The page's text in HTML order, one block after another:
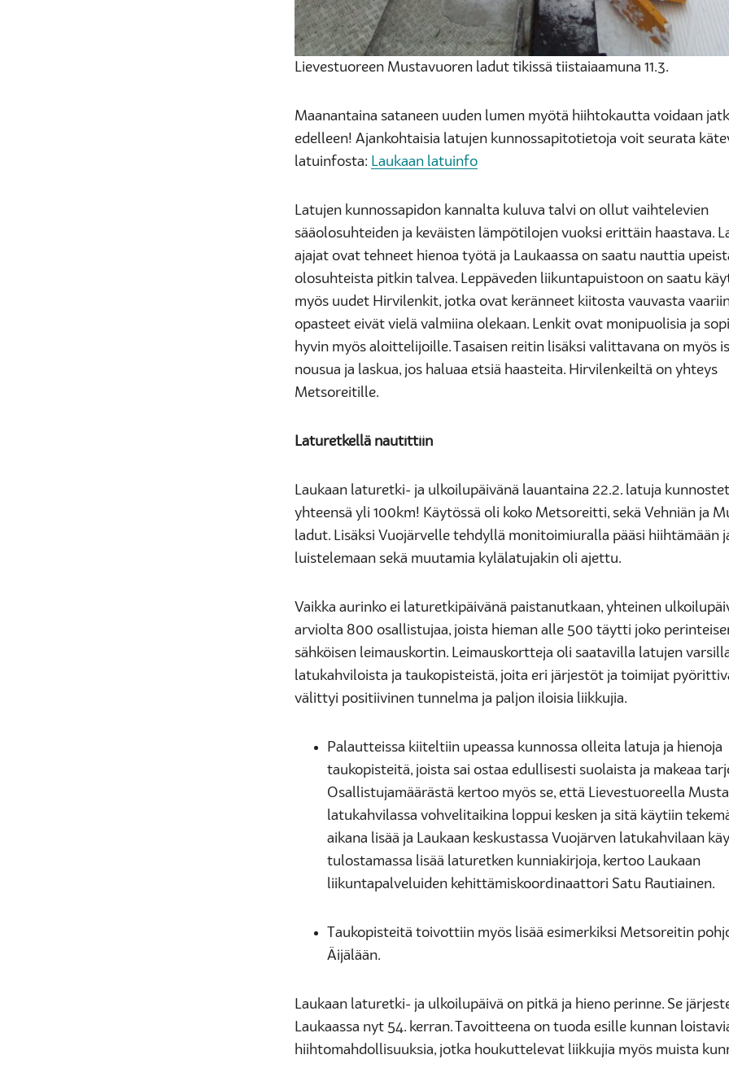
Lievestuoreen Mustavuoren ladut tikissä tiistaiaamuna 11.3.
Maanantaina sataneen uuden lumen myötä hiihtokautta voidaan
edelleen! Ajankohtaisia latujen kunnossapitotietoja voit seurata
latuinfosta: Laukaan latuinfo
Latujen kunnossapidon kannalta kuluva talvi on ollut vaihtelevien
sääolosuhteiden ja keväisten lämpötilojen vuoksi erittäin haastava.
ajajat ovat tehneet hienoa työtä ja Laukaassa on saatu nauttia
olosuhteista pitkin talvea. Leppäveden liikuntapuistoon on saatu
myös uudet Hirvilenkit, jotka ovat keränneet kiitosta vauvasta
opasteet eivät vielä valmiina olekaan. Lenkit ovat monipuolisia ja
hyvin myös aloittelijoille. Tasaisen reitin lisäksi valittavana on myös
nousua ja laskua, jos haluaa etsiä haasteita. Hirvilenkeiltä on yhteys
Metsoreitille.
Laturetkellä nautittiin
Laukaan laturetki- ja ulkoilupäivänä lauantaina 22.2. latuja
yhteensä yli 100km! Käytössä oli koko Metsoreitti, sekä Vehniän ja
ladut. Lisäksi Vuojärvelle tehdyllä monitoimiuralla pääsi hiihtämään
luistelemaan sekä muutamia kylälatujakin oli ajettu.
Vaikka aurinko ei laturetkipäivänä paistanutkaan, yhteinen
arviolta 800 osallistujaa, joista hieman alle 500 täytti joko
sähköisen leimauskortin. Leimauskortteja oli saatavilla latujen
latukahviloista ja taukopisteistä, joita eri järjestöt ja toimijat
välittyi positiivinen tunnelma ja paljon iloisia liikkujia.
Palautteissa kiiteltiin upeassa kunnossa olleita latuja ja hienoja
taukopisteitä, joista sai ostaa edullisesti suolaista ja makeaa
Osallistujamäärästä kertoo myös se, että Lievestuoreella
latukahvilassa vohvelitaikina loppui kesken ja sitä käytiin
aikana lisää ja Laukaan keskustassa Vuojärven latukahvilaan
tulostamassa lisää laturetken kunniakirjoja, kertoo Laukaan
liikuntapalveluiden kehittämiskoordinaattori Satu Rautiainen.
Taukopisteitä toivottiin myös lisää esimerkiksi Metsoreitin
Äijälään.
Laukaan laturetki- ja ulkoilupäivä on pitkä ja hieno perinne. Se
Laukaassa nyt 54. kerran. Tavoitteena on tuoda esille kunnan
hiihtomahdollisuuksia, jotka houkuttelevat liikkujia myös muista